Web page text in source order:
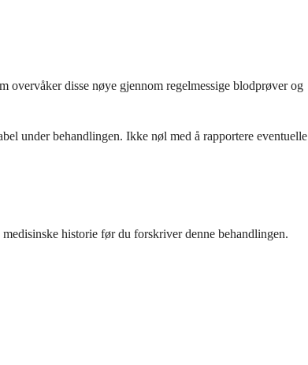
disse nøye gjennom regelmessige blodprøver og
under behandlingen. Ikke nøl med å rapportere eventuelle
historie før du forskriver denne behandlingen.